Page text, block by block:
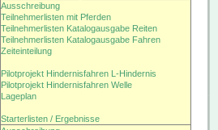
Ausschreibung
Teilnehmerlisten mit Pferden
Teilnehmerlisten Katalogausgabe Reiten
Teilnehmerlisten Katalogausgabe Fahren
Zeiteinteilung
Pilotprojekt Hindernisfahren L-Hindernis
Pilotprojekt Hindernisfahren Welle
Lageplan
Starterlisten / Ergebnisse